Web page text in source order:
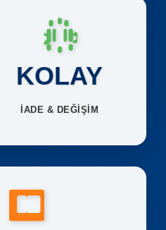
KOLAY
İADE & DEĞİŞİM